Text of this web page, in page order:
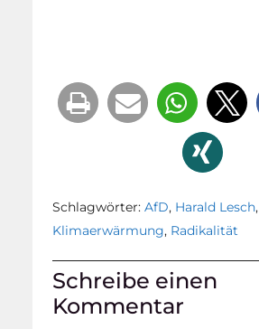
Schlagwörter:AfD, Harald Lesch,
Klimaerwärmung, Radikalität
Schreibe einen
Kommentar